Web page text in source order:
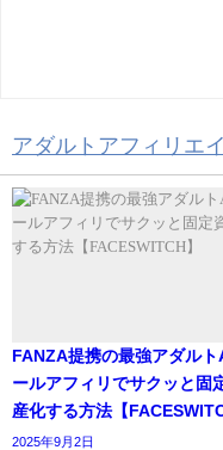
アダルトアフィリエ
FANZA提携の最強アダルト
ールアフィリでサクッと固
産化する方法【
2025年9月2日